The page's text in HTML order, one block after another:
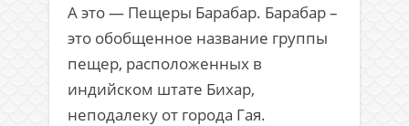
А это — Пещеры Барабар. Барабар –
это обобщенное название группы
пещер, расположенных в
индийском штате Бихар,
неподалеку от города Гая.